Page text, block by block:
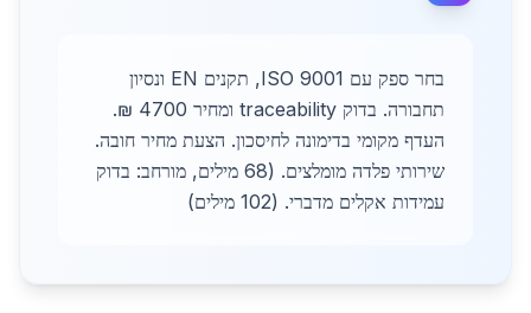
בחר ספק עם ISO 9001, תקנים EN ונסיון
תחבורה. בדוק traceability ומחיר 4700 ₪.
העדף מקומי בדימונה לחיסכון. הצעת מחיר חובה.
שירותי פלדה מומלצים. (68 מילים, מורחב: בדוק
עמידות אקלים מדברי. (102 מילים)